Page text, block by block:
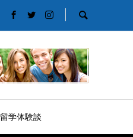
留学体験談